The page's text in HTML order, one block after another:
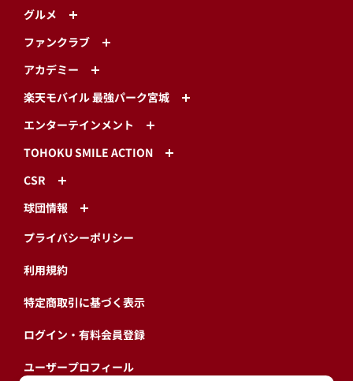
グルメ
ファンクラブ
アカデミー
楽天モバイル 最強パーク宮城
エンターテインメント
TOHOKU SMILE ACTION
CSR
球団情報
プライバシーポリシー
利用規約
特定商取引に基づく表示
ログイン・有料会員登録
ユーザープロフィール